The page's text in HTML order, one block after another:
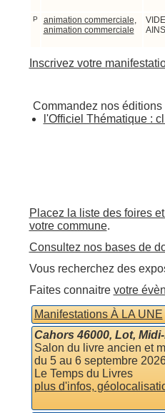
P animation commerciale,
animation commerciale
Inscrivez votre
Commandez nos éditions
l'Officiel Thématique :
Placez la liste des foires
votre commune.
Consultez nos bases de
Vous recherchez des
Faites connaitre votre
Manifestations À LA UNE
Cahors 46000, Lot,
Salon du livre ancien et
du 5 au 6 septembre
Le Temps du Livres
plus d'infos,